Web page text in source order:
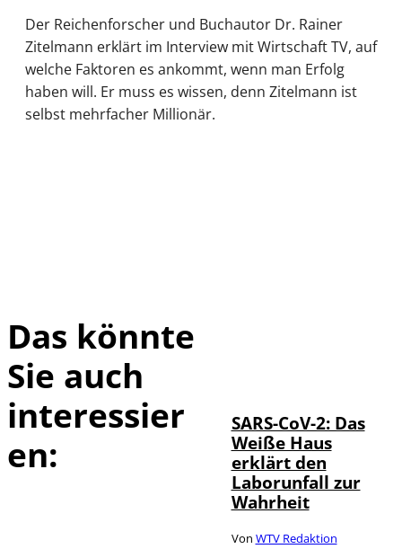
Der Reichenforscher und Buchautor Dr. Rainer
Zitelmann erklärt im Interview mit Wirtschaft TV, auf
welche Faktoren es ankommt, wenn man Erfolg
haben will. Er muss es wissen, denn Zitelmann ist
selbst mehrfacher Millionär.
Das könnte
Sie auch
interessier
en:
SARS-CoV-2: Das
Weiße Haus
erklärt den
Laborunfall zur
Wahrheit
Von WTV Redaktion